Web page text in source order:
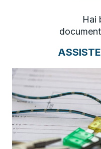
Hai